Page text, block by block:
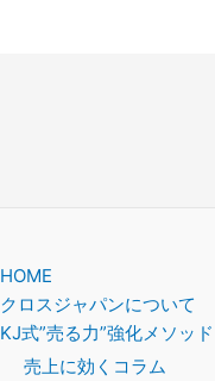
HOME
クロスジャパンについて
KJ式”売る力”強化メソッ
売上に効くコラム